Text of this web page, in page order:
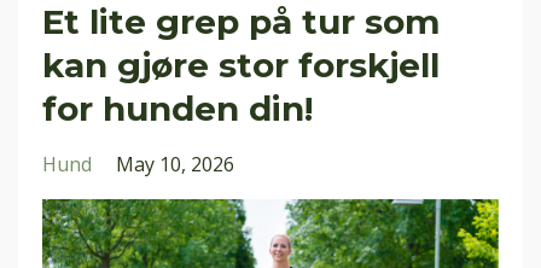
Et lite grep på tur som
kan gjøre stor forskjell
for hunden din!
Hund May 10, 2026